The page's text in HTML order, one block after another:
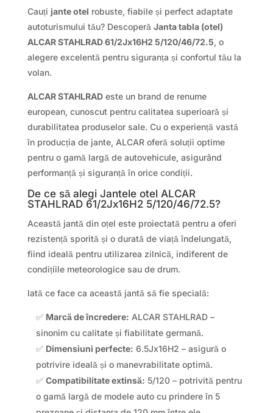
Cauți jante otel robuste, fiabile și perfect adaptate
autoturismului tău? Descoperă Janta tabla (otel)
ALCAR STAHLRAD 61/2Jx16H2 5/120/46/72.5, o
alegere excelentă pentru siguranța și confortul tău la
volan.
ALCAR STAHLRADeste un brand de renume
european, cunoscut pentru calitatea superioară și
durabilitatea produselor sale. Cu o experiență vastă
în producția de jante, ALCAR oferă soluții optime
pentru o gamă largă de autovehicule, asigurând
performanță și siguranță în orice condiții.
De ce să alegi Jantele otel ALCAR
STAHLRAD 61/2Jx16H2 5/120/46/72.5?
Această jantă din oțel este proiectată pentru a oferi
rezistență sporită și o durată de viață îndelungată,
fiind ideală pentru utilizarea zilnică, indiferent de
condițiile meteorologice sau de drum.
Iată ce face ca această jantă să fie specială:
✅ Marcă de încredere: ALCAR STAHLRAD –
sinonim cu calitate și fiabilitate germană.
✅ Dimensiuni perfecte: 6.5Jx16H2 – asigură o
potrivire ideală și o manevrabilitate optimă.
✅ Compatibilitate extinsă: 5/120 – potrivită pentru
o gamă largă de modele auto cu prindere în 5